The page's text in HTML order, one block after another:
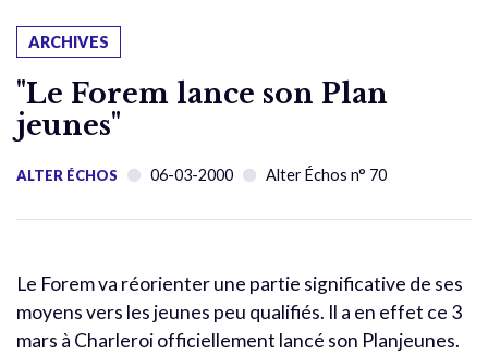
ARCHIVES
"Le Forem lance son Plan
jeunes"
ALTER ÉCHOS 06-03-2000 Alter Échos n° 70
Le Forem va réorienter une partie significative de ses
moyens vers les jeunes peu qualifiés. Il a en effet ce 3
mars à Charleroi officiellement lancé son Planjeunes.